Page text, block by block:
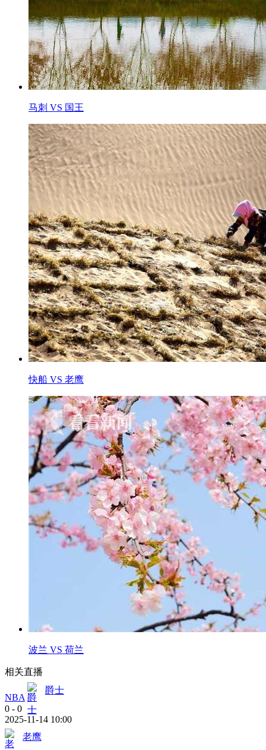
马刺 VS 国王
快船 VS 老鹰
波兰 VS 荷兰
相关直播
NBA
爵士
0 - 0
2025-11-14 10:00
老鹰